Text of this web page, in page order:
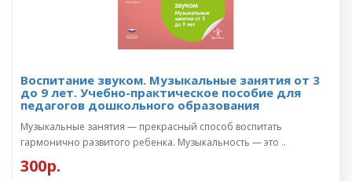
Воспитание звуком. Музыкальные занятия от 3
до 9 лет. Учебно-практическое пособие для
педагогов дошкольного образования
Музыкальные занятия — прекрасный способ воспитать
гармонично развитого ребенка. Музыкальность — это ..
300р.